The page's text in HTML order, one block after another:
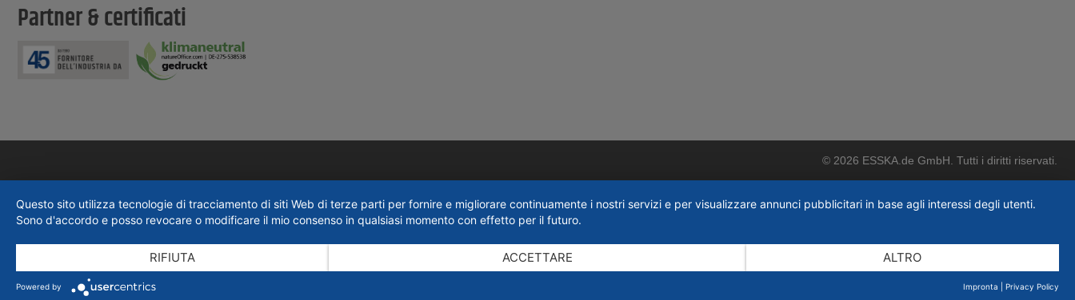
Partner & certificati
© 2026 ESSKA.de GmbH. Tutti i diritti riservati.
Questo sito utilizza tecnologie di tracciamento di siti Web di terze parti per fornire e migliorare continuamente i nostri servizi e per visualizzare annunci pubblicitari in base agli interessi degli utenti.
Sono d'accordo e posso revocare o modificare il mio consenso in qualsiasi momento con effetto per il futuro.
RIFIUTA ACCETTARE ALTRO
Powered by Impronta Privacy Policy